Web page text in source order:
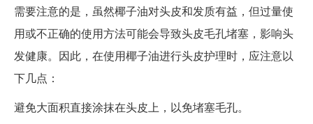
需要注意的是，虽然椰子油对头皮和发质有益，但过量使
用或不正确的使用方法可能会导致头皮毛孔堵塞，影响头
发健康。因此，在使用椰子油进行头皮护理时，应注意以
下几点：
避免大面积直接涂抹在头皮上，以免堵塞毛孔。